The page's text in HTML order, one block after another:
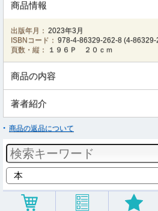
商品情報
出版年月： 2023年3月
ISBNコード： 978-4-86329-262-8 (4-
頁数・縦：
１９６Ｐ ２０ｃｍ
商品の内容
著者紹介
商品の返品について